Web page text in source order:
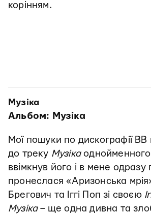
корінням.
Музіка
Альбом: Музіка
Мої пошуки по дискографії
до треку Музіка
ввімкнув його і в мене
пронеслася «Аризонська
Брегович та Іггі Поп зі своєю
Музіка– ще одна дивна та